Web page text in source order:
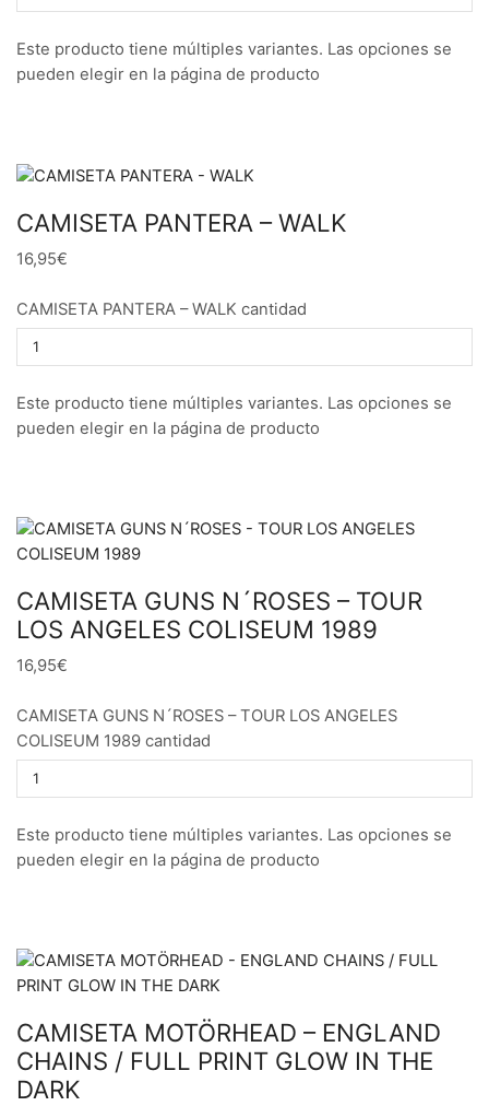
Este producto tiene múltiples variantes. Las opciones se
pueden elegir en la página de producto
CAMISETA PANTERA – WALK
16,95€
CAMISETA PANTERA – WALK cantidad
Este producto tiene múltiples variantes. Las opciones se
pueden elegir en la página de producto
CAMISETA GUNS N´ROSES – TOUR
LOS ANGELES COLISEUM 1989
16,95€
CAMISETA GUNS N´ROSES – TOUR LOS ANGELES
COLISEUM 1989 cantidad
Este producto tiene múltiples variantes. Las opciones se
pueden elegir en la página de producto
CAMISETA MOTÖRHEAD – ENGLAND
CHAINS / FULL PRINT GLOW IN THE
DARK